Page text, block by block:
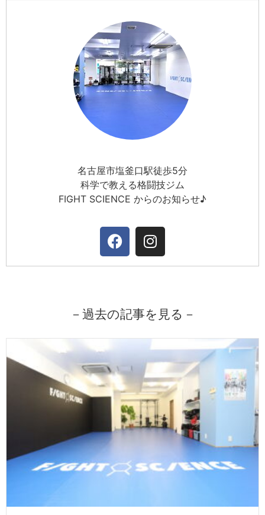
名古屋市塩釜口駅徒歩5分
科学で教える格闘技ジム
FIGHT SCIENCE からのお知らせ♪
－過去の記事を見る－